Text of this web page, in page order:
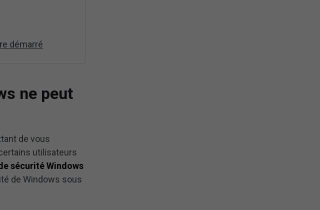
démarré
ne peut
de vous
utilisateurs
sécurité Windows
de Windows sous